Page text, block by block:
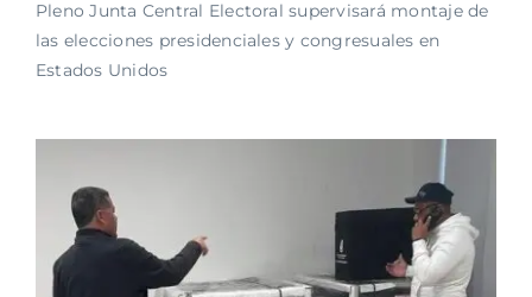
Pleno Junta Central Electoral supervisará montaje de
las elecciones presidenciales y congresuales en
Estados Unidos